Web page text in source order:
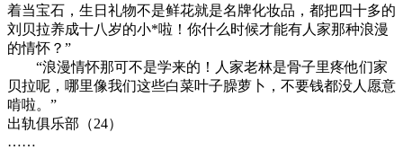
着当宝石，生日礼物不是鲜花就是名牌化妆品，都把四十多的
刘贝拉养成十八岁的小*啦！你什么时候才能有人家那种浪漫
的情怀？”
“浪漫情怀那可不是学来的！人家老林是骨子里疼他们家
贝拉呢，哪里像我们这些白菜叶子臊萝卜，不要钱都没人愿意
啃啦。”
出轨俱乐部（24）
……